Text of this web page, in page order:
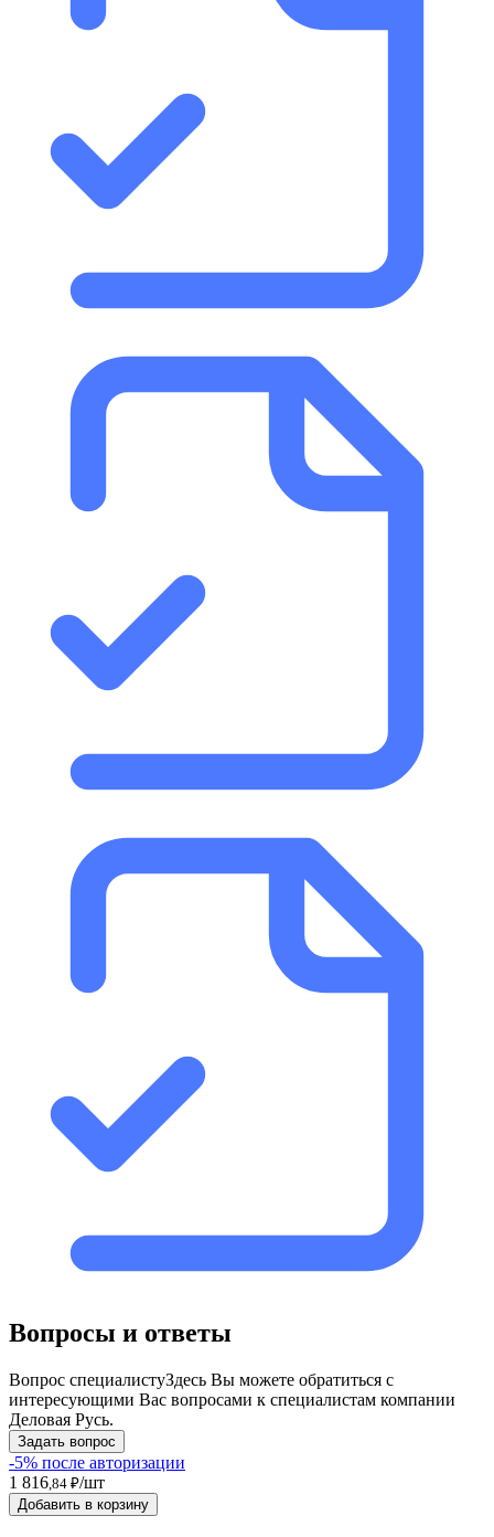
Вопросы и ответы
Вопрос специалистуЗдесь Вы можете обратиться с
интересующими Вас вопросами к специалистам компании
Деловая Русь.
Задать вопрос
-5% после авторизации
1 816,84 ₽/шт
Добавить в корзину